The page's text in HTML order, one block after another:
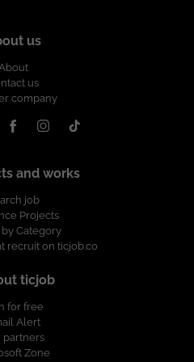
us
About
us
company
and works
job
Projects
by Category
recruit on ticjob.co
ticjob
for free
Alert
partners
Zone